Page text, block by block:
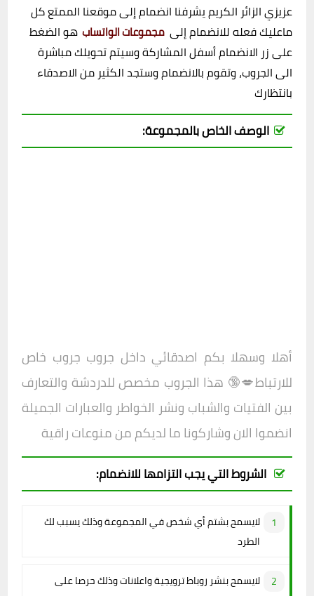
عزيزي الزائر الكريم يشرفنا انضمام إلى موقعنا الممتع كل
ماعليك فعله للانضمام إلى مجموعات الواتساب هو الضغط
على زر الانضمام أسفل المشاركة وسيتم تحويلك مباشرة
الى الجروب، وتقوم بالانضمام وستجد الكثير من الاصدقاء
بانتظارك
الوصف الخاص بالمجموعة:
أهلا وسهلا بكم اصدقائي داخل جروب جروب خاص
للارتباط💋🔞 هذا الجروب مخصص للدردشة والتعارف
بين الفتيات والشباب ونشر الخواطر والعبارات الجميلة
انضموا الان وشاركونا ما لديكم من منوعات راقية
الشروط التي يجب التزامها للانضمام:
لايسمح بشتم أي شخص في المجموعة وذلك يسبب لك
الطرد
لايسمح بنشر روباط ترويجية واعلانات وذلك حرصا على